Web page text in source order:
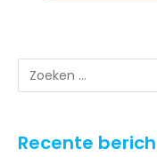
Recente